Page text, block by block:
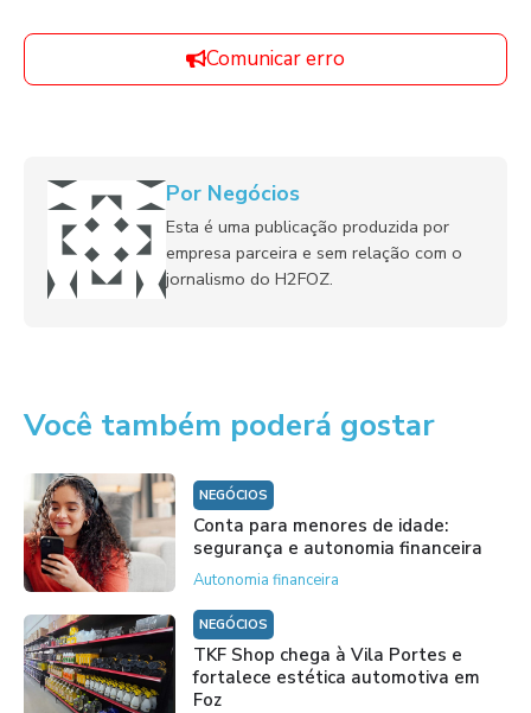
Comunicar erro
Por Negócios
Esta é uma publicação produzida por
empresa parceira e sem relação com o
jornalismo do H2FOZ.
Você também poderá gostar
NEGÓCIOS
Conta para menores de idade:
segurança e autonomia financeira
Autonomia financeira
NEGÓCIOS
TKF Shop chega à Vila Portes e
fortalece estética automotiva em
Foz